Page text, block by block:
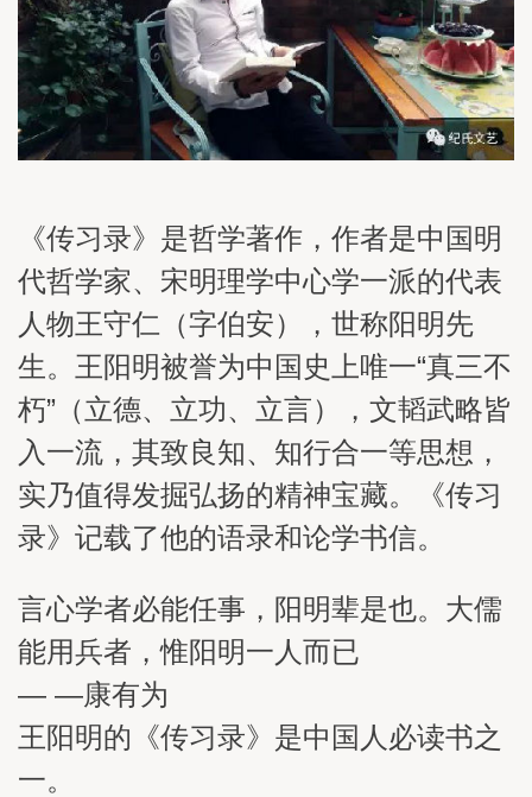
《传习录》是哲学著作，作者是中国明
代哲学家、宋明理学中心学一派的代表
人物王守仁（字伯安），世称阳明先
生。王阳明被誉为中国史上唯一“真三不
朽”（立德、立功、立言），文韬武略皆
入一流，其致良知、知行合一等思想，
实乃值得发掘弘扬的精神宝藏。《传习
录》记载了他的语录和论学书信。
言心学者必能任事，阳明辈是也。大儒
能用兵者，惟阳明一人而已
— —康有为
王阳明的《传习录》是中国人必读书之
一。